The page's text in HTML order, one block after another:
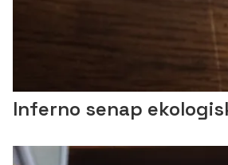
Inferno senap